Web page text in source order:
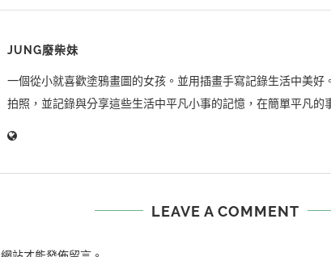
JUNG廢柴妹
一個從小就喜歡塗鴉畫圖的女孩。並用插畫手寫記錄生活中美好
拍照，並記錄與分享這些生活中平凡小事的記憶，在簡單平凡的
LEAVE A COMMENT